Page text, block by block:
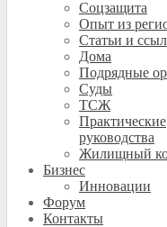
Соцзащита
Опыт из
Статьи и
Дома
Подрядные
Суды
ТСЖ
Практические
руководства
Жилищный
Бизнес
Инновации
Форум
Контакты